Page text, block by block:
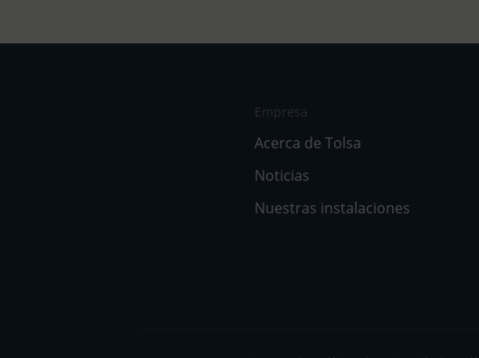
Empresa
Acerca de Tolsa
Noticias
Nuestras instalaciones